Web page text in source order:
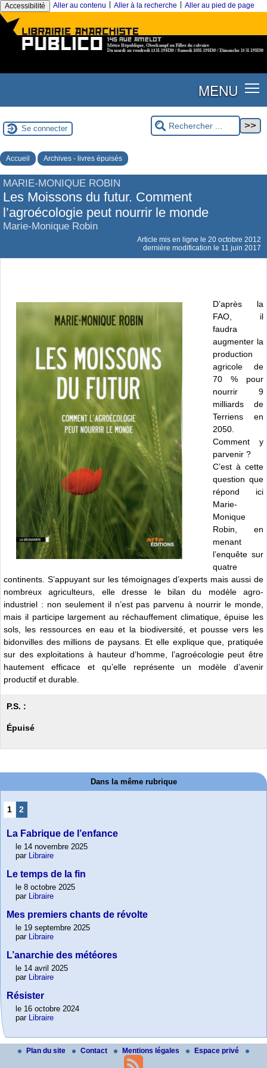
Accessibilité Aller au contenu Aller à la recherche Aller au pied de page
MENU
Se connecter
Accueil Archives - livres épuisés
MARIE-MONIQUE ROBIN
Les Moissons du futur. Comment
l’agroécologie peut nourrir le monde
Marie-Monique Robin
Article mis en ligne le 20 octobre 2012
dernière modification le 11 juin 2017
D’après la
FAO, il
faudra
augmenter la
production
agricole de
70 % pour
nourrir 9
milliards de
Terriens en
2050.
Comment y
parvenir ?
C’est à cette
question que
répond ici
Marie-
Monique
Robin, en
menant
l’enquête sur
quatre
continents. S’appuyant sur les témoignages d’experts mais aussi de
nombreux agriculteurs, elle dresse le bilan du modèle agro-
industriel : non seulement il n’est pas parvenu à nourrir le monde,
mais il participe largement au réchauffement climatique, épuise les
sols, les ressources en eau et la biodiversité, et pousse vers les
bidonvilles des millions de paysans. Et elle explique que, pratiquée
sur des exploitations à hauteur d’homme, l’agroécologie peut être
hautement efficace et qu’elle représente un modèle d’avenir
productif et durable.
P.S. :
Épuisé
Dans la même rubrique
1 2
La Fabrique de l’enfance
le 14 novembre 2025
par Libraire
Le temps de la fin
le 8 octobre 2025
par Libraire
Mes premiers chants de révolte
le 19 septembre 2025
par Libraire
L’anarchie des météores
le 14 avril 2025
par Libraire
Résister
le 16 octobre 2024
par Libraire
Plan du site Contact Mentions légales Espace privé